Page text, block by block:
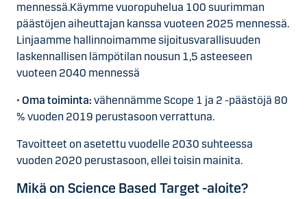
mennessä.Käymme vuoropuhelua 100 suurimman
päästöjen aiheuttajan kanssa vuoteen 2025 mennessä.
Linjaamme hallinnoimamme sijoitusvarallisuuden
laskennallisen lämpötilan nousun 1,5 asteeseen
vuoteen 2040 mennessä
• Oma toiminta: vähennämme Scope 1 ja 2 -päästöjä 80
% vuoden 2019 perustasoon verrattuna.
Tavoitteet on asetettu vuodelle 2030 suhteessa
vuoden 2020 perustasoon, ellei toisin mainita.
Mikä on Science Based Target -aloite?